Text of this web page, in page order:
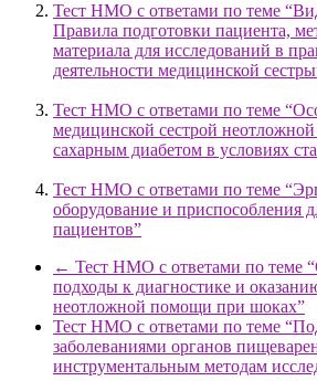
Тест НМО с ответами по теме
Правила подготовки пациента,
материала для исследований в
деятельности медицинской
Тест НМО с ответами по теме
медицинской сестрой
сахарным диабетом в условиях
Тест НМО с ответами по теме
оборудование и приспособления
пациентов”
← Тест НМО с ответами по теме
подходы к диагностике и
неотложной помощи при шоках”
Тест НМО с ответами по теме
заболеваниями органов
инструментальным методам